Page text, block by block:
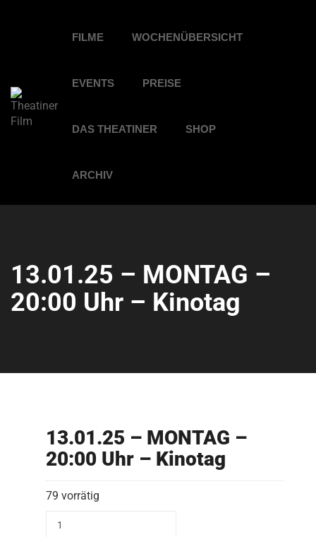
FILME WOCHENÜBERSICHT
EVENTS PREISE
DAS THEATINER SHOP
ARCHIV
13.01.25 – MONTAG –
20:00 Uhr – Kinotag
13.01.25 – MONTAG –
20:00 Uhr – Kinotag
79 vorrätig